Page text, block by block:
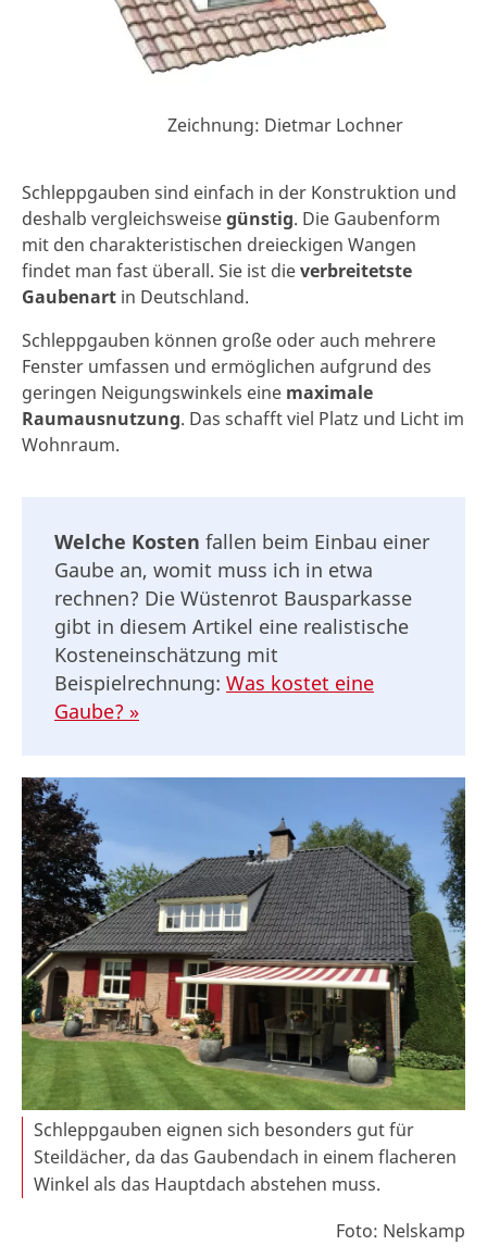
Zeichnung: Dietmar Lochner
Schleppgauben sind einfach in der Konstruktion und
deshalb vergleichsweisegünstig. Die Gaubenform
mit den charakteristischen dreieckigen Wangen
findet man fast überall. Sie ist dieverbreitetste
Gaubenart in Deutschland.
Schleppgauben können große oder auch mehrere
Fenster umfassen und ermöglichen aufgrund des
geringen Neigungswinkels eine maximale
Raumausnutzung. Das schafft viel Platz und Licht im
Wohnraum.
Welche Kosten fallen beim Einbau einer
Gaube an, womit muss ich in etwa
rechnen? Die Wüstenrot Bausparkasse
gibt in diesem Artikel eine realistische
Kosteneinschätzung mit
Beispielrechnung: Was kostet eine
Gaube? »
Schleppgauben eignen sich besonders gut für
Steildächer, da das Gaubendach in einem flacheren
Winkel als das Hauptdach abstehen muss.
Foto: Nelskamp